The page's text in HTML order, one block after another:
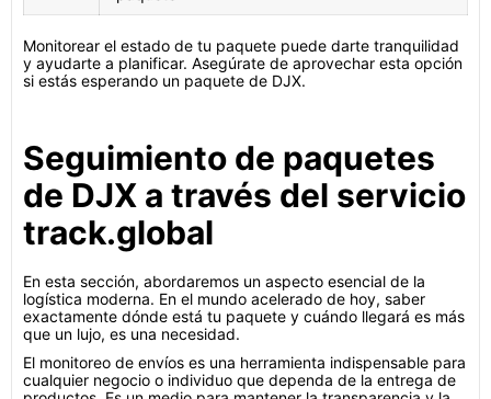
Monitorear el estado de tu paquete puede darte tranquilidad
y ayudarte a planificar. Asegúrate de aprovechar esta opción
si estás esperando un paquete de DJX.
Seguimiento de paquetes
de DJX a través del servicio
track.global
En esta sección, abordaremos un aspecto esencial de la
logística moderna. En el mundo acelerado de hoy, saber
exactamente dónde está tu paquete y cuándo llegará es más
que un lujo, es una necesidad.
El monitoreo de envíos es una herramienta indispensable para
cualquier negocio o individuo que dependa de la entrega de